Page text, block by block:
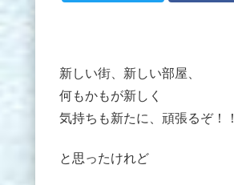
新しい街、新しい部屋、
何もかもが新しく
気持ちも新たに、頑張るぞ！！
と思ったけれど